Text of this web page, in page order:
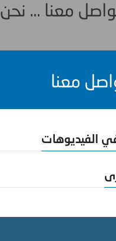
معنا ... نحن
معنا
الفيديوهات